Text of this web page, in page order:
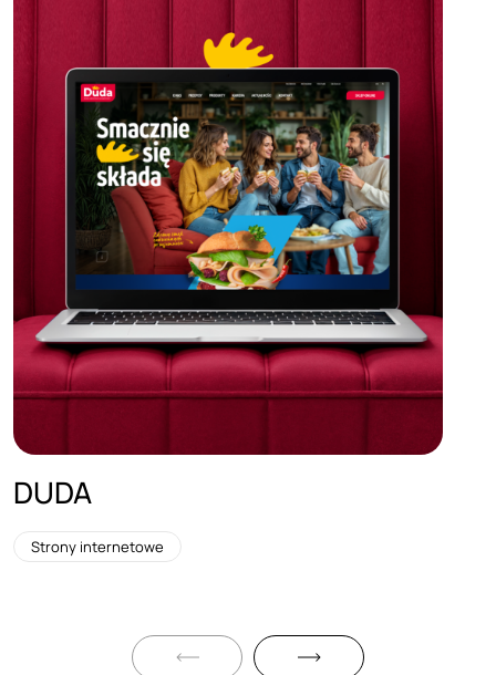
DUDA
Strony internetowe